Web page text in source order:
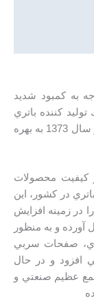
باتری در سال 1369 با توجه به كمبود شديد
كننده باتري
خودرو دولتي در كشور وجود داشت تاسیس و از سال 1373 به بهره
كيفيت محصولات
در كشور، اين
در زمينه افزايش
و به منظور
صفحات سربي
افزود و در حال
عظيم صنعتي و